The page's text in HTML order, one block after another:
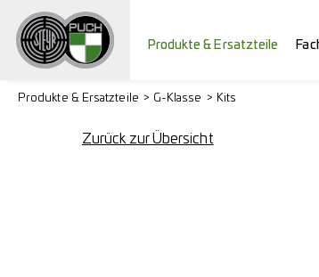
Produkte & Ersatzteile
Produkte & Ersatzteile G-Klasse Kits
Zurück zur Übersicht